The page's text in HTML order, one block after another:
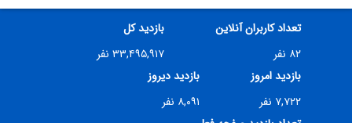
تعداد کاربران آنلاین
۸۲ نفر
بازدید کل
۳۳,۴۹۵,۹۱۷ نفر
بازدید امروز
۷,۷۲۲ نفر
بازدید دیروز
۸,۰۹۱ نفر